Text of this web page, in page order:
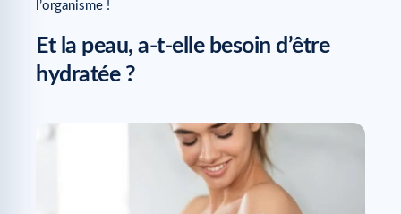
l’organisme !
Et la peau, a-t-elle besoin d’être
hydratée ?